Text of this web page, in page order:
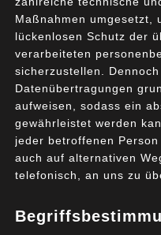
für Wirtschaft), Bruno le
Wirtschaft), Thierry
(CTO, T-Systems), Dr.
(VP IBM), C. Klynge (VP
Amazon) und viele
einem Summit präsent
einiges zu bieten haben
Cloud.
Maßnahmen umgesetzt,
lückenlosen Schutz der
verarbeiteten
sicherzustellen.
Datenübertragungen
aufweisen, sodass ein
gewährleistet werden
jeder betroffenen
auch auf alternativen
telefonisch, an uns zu